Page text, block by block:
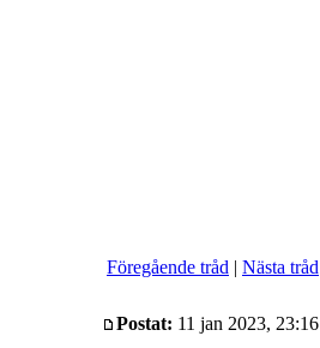
Föregående tråd | Nästa tråd
Postat: 11 jan 2023, 23:16